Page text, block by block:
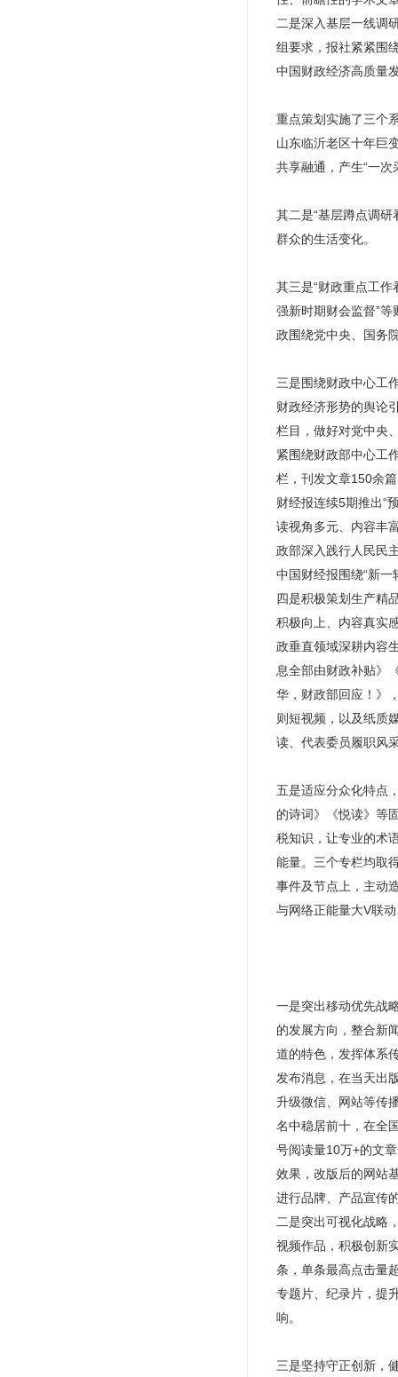
二是深入基层一线调
组要求，报社紧紧围
中国财政经济高质量
重点策划实施了三个
山东临沂老区十年巨
共享融通，产生“一
其二是“基层蹲点调
群众的生活变化。
其三是“财政重点工作
强新时期财会监督”
政围绕党中央、国务
三是围绕财政中心工
财政经济形势的舆论
栏目，做好对党中央
紧围绕财政部中心工
栏，刊发文章150余
财经报连续5期推出“
读视角多元、内容丰
政部深入践行人民民
中国财经报围绕“新
四是积极策划生产精
积极向上、内容真实
政垂直领域深耕内容
息全部由财政补贴》
华，财政部回应！》
则短视频，以及纸质
读、代表委员履职风
五是适应分众化特点
的诗词》《悦读》等
税知识，让专业的术
能量。三个专栏均取
事件及节点上，主动
与网络正能量大V联
一是突出移动优先战
的发展方向，整合新
道的特色，发挥体系
发布消息，在当天出
升级微信、网站等传
名中稳居前十，在全
号阅读量10万+的文
效果，改版后的网站
进行品牌、产品宣传
二是突出可视化战略
视频作品，积极创新
条，单条最高点击量
专题片、纪录片，提
响。
三是坚持守正创新，